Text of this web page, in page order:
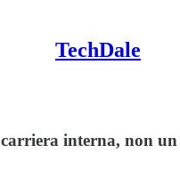
TechDale
interna, non